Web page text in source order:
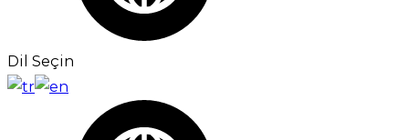
Dil Seçin